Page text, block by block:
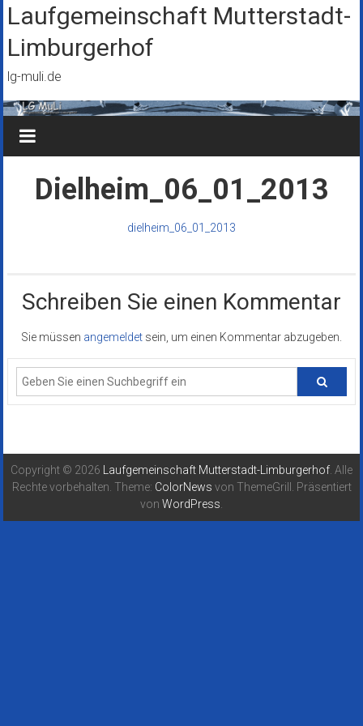
Zum
Inhalt
springen
Laufgemeinschaft Mutterstadt-
Limburgerhof
lg-muli.de
Dielheim_06_01_2013
dielheim_06_01_2013
Schreiben Sie einen Kommentar
Sie müssen angemeldet sein, um einen Kommentar abzugeben.
Copyright © 2026 Laufgemeinschaft Mutterstadt-Limburgerhof . Alle
Rechte vorbehalten. Theme: ColorNews von ThemeGrill. Präsentiert
von WordPress